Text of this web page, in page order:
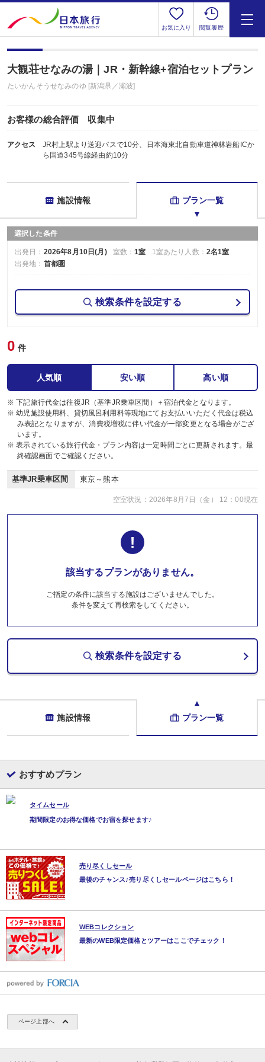
お気に入り 閲覧履歴
大観荘せなみの湯｜JR・新幹線+宿泊セットプラン
たいかんそうせなみのゆ [新潟県／瀬波]
お客様の総合評価 収集中
アクセス
JR村上駅より送迎バスで10分、日本海東北自動車道神林岩船ICか
ら国道345号線経由約10分
施設情報 プラン一覧
選択した条件
出発日： 2026年8月10日(月) 室数：1室 1室あたり人数： 2名1室
出発地： 首都圏
検索条件を設定する
0 件
人気順 安い順 高い順
※ 下記旅行代金は往復JR（基準JR乗車区間）＋宿泊代金となります。
※ 幼児施設使用料、貸切風呂利用料等現地にてお支払いいただく代金は税込
み表記となりますが、消費税増税に伴い代金が一部変更となる場合がござ
います。
※ 表示されている旅行代金・プラン内容は一定時間ごとに更新されます。最
終確認画面でご確認ください。
基準JR乗車区間 東京～熊本
空室状況：2026年8月7日（金） 12：00現在
該当するプランがありません。
ご指定の条件に該当する施設はございませんでした。
条件を変えて再検索をしてください。
検索条件を設定する
施設情報 プラン一覧
おすすめプラン
タイムセール
期間限定のお得な価格でお宿を探せます♪
売り尽くしセール
最後のチャンス♪売り尽くしセールページはこちら！
WEBコレクション
最新のWEB限定価格とツアーはここでチェック！
ページ上部へ